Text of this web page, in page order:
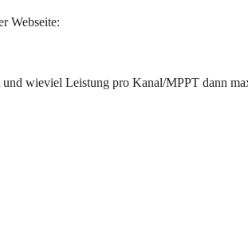
Webseite:
wieviel Leistung pro Kanal/MPPT dann